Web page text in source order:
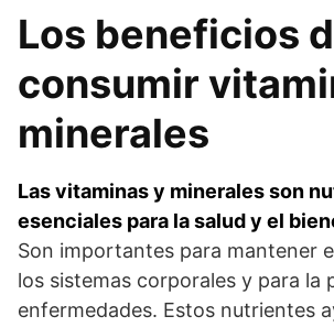
Los beneficios
consumir
minerales
Las vitaminas y minerales son
esenciales para la salud y el
Son importantes para mantener
los sistemas corporales y para la
enfermedades. Estos nutrientes